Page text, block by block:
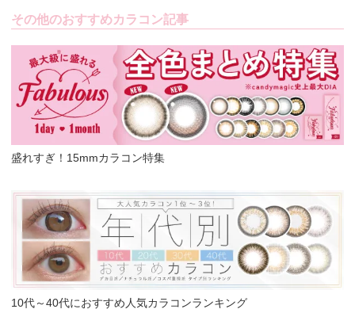
その他のおすすめカラコン記事
盛れすぎ！15mmカラコン特集
10代～40代におすすめ人気カラコンランキング